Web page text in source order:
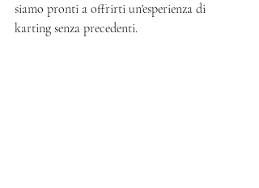
siamo pronti a offrirti un'esperienza di
karting senza precedenti.